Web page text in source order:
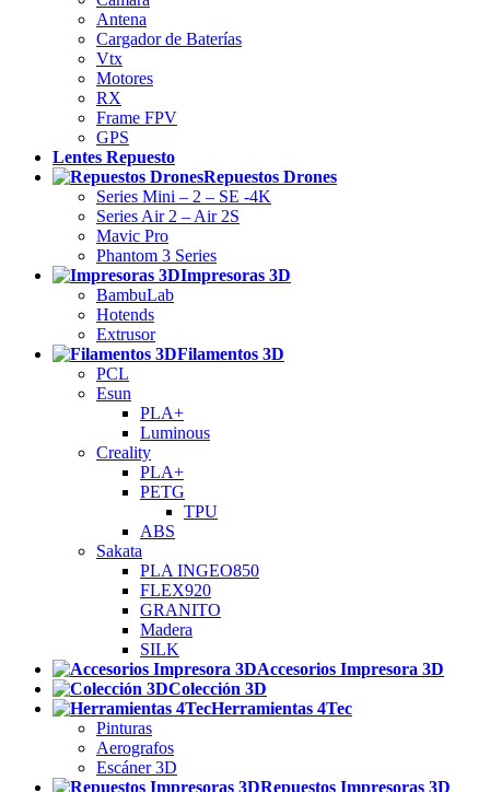
Antena
Cargador de Baterías
Vtx
Motores
RX
Frame FPV
GPS
Lentes Repuesto
Repuestos Drones
Series Mini – 2 – SE -4K
Series Air 2 – Air 2S
Mavic Pro
Phantom 3 Series
Impresoras 3D
BambuLab
Hotends
Extrusor
Filamentos 3D
PCL
Esun
PLA+
Luminous
Creality
PLA+
PETG
TPU
ABS
Sakata
PLA INGEO850
FLEX920
GRANITO
Madera
SILK
Accesorios Impresora 3D
Colección 3D
Herramientas 4Tec
Pinturas
Aerografos
Escáner 3D
Repuestos Impresoras 3D